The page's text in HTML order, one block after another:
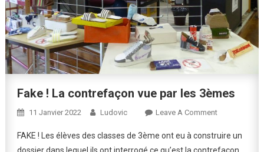
Fake ! La contrefaçon vue par les 3èmes
11 Janvier 2022 Ludovic Leave A CommentOn
!
FAKE ! Les élèves des classes de 3ème ont eu à construire un